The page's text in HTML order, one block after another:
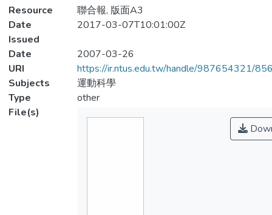
Resource
聯合報, 版面A3
Date
Issued
2017-03-07T10:01:00Z
Date
2007-03-26
URI
https://ir.ntus.edu.tw/handle/987654321/
Subjects
運動科學
Type
other
File(s)